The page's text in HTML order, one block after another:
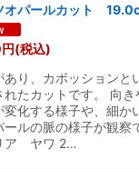
オパールカット
円(税込)
あり、カボッションと
れたカットです。 向
変化する様子や、細か
ールの脈の様子が観察
ア ヤワ 2…